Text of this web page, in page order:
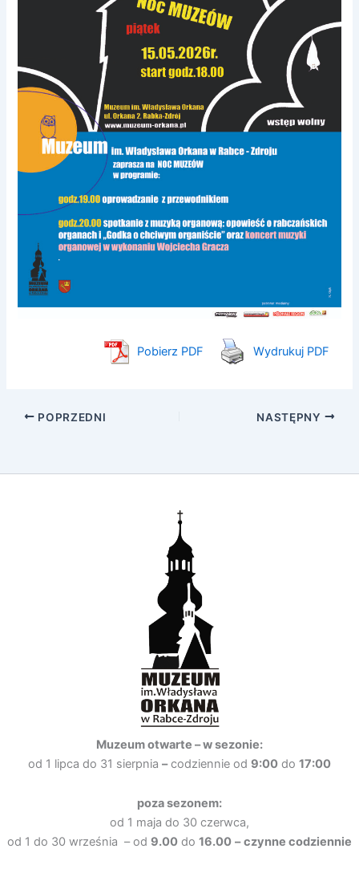
Pobierz PDF Wydrukuj PDF
POPRZEDNI NASTĘPNY
Muzeum otwarte –w sezonie:
od 1 lipca do 31 sierpnia –codziennie od 9:00 do 17:00
poza sezonem:
od 1 maja do 30 czerwca,
od 1 do 30 września – od 9.00 do 16.00 – czynne codziennie